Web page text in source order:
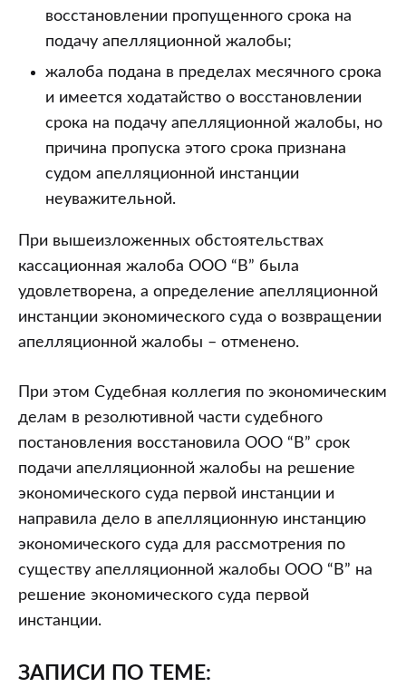
восстановлении пропущенного срока на
подачу апелляционной жалобы;
жалоба подана в пределах месячного срока
и имеется ходатайство о восстановлении
срока на подачу апелляционной жалобы, но
причина пропуска этого срока признана
судом апелляционной инстанции
неуважительной.
При вышеизложенных обстоятельствах
кассационная жалоба ООО “В” была
удовлетворена, а определение апелляционной
инстанции экономического суда о возвращении
апелляционной жалобы – отменено.
При этом Судебная коллегия по экономическим
делам в резолютивной части судебного
постановления восстановила ООО “В” срок
подачи апелляционной жалобы на решение
экономического суда первой инстанции и
направила дело в апелляционную инстанцию
экономического суда для рассмотрения по
существу апелляционной жалобы ООО “В” на
решение экономического суда первой
инстанции.
ЗАПИСИ ПО ТЕМЕ: